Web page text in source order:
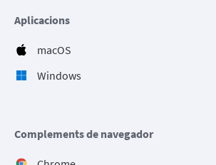
Aplicacions
macOS
Windows
Complements de navegador